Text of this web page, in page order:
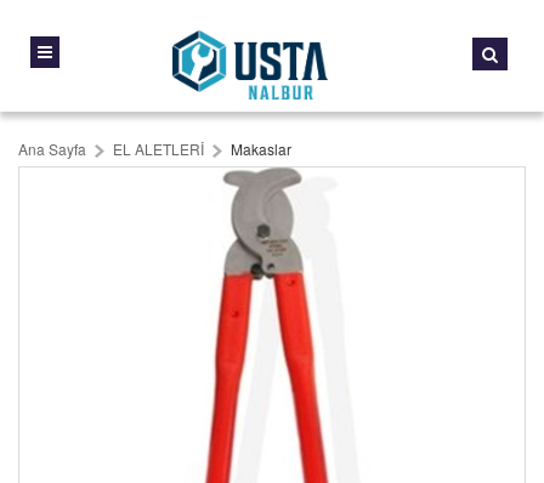
Ana Sayfa EL ALETLERİ Makaslar